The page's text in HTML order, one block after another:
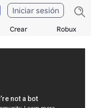
Crear Robux
Iniciar sesión